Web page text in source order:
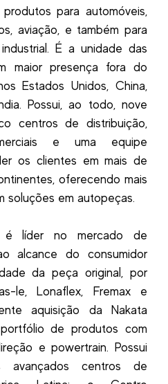
para automóveis,
aviação, e também para
É a unidade das
maior presença fora do
Estados Unidos, China,
Possui, ao todo, nove
centros de distribuição,
e uma equipe
os clientes em mais de
oferecendo mais
soluções em autopeças.
é líder no mercado de
alcance do consumidor
da peça original, por
le, Lonaflex, Fremax e
aquisição da Nakata
de produtos com
e powertrain. Possui
centros de